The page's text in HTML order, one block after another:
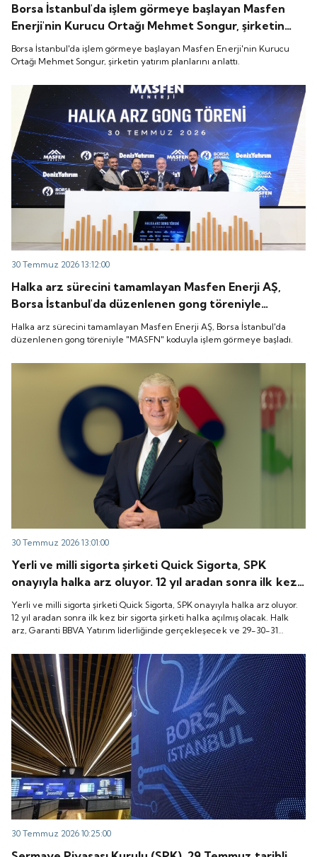
Borsa İstanbul'da işlem görmeye başlayan Masfen
Enerji'nin Kurucu Ortağı Mehmet Songur, şirketin
yatırım planlarını anlattı.
Borsa İstanbul'da işlem görmeye başlayan Masfen Enerji'nin Kurucu
Ortağı Mehmet Songur, şirketin yatırım planlarını anlattı.
30 Temmuz 2026 13:12:00
Halka arz sürecini tamamlayan Masfen Enerji AŞ,
Borsa İstanbul'da düzenlenen gong töreniyle
"MASFN" koduyla işlem görmeye başladı.
Halka arz sürecini tamamlayan Masfen Enerji AŞ, Borsa İstanbul'da
düzenlenen gong töreniyle "MASFN" koduyla işlem görmeye başladı.
30 Temmuz 2026 13:01:00
Yerli ve milli sigorta şirketi Quick Sigorta, SPK
onayıyla halka arz oluyor. 12 yıl aradan sonra ilk kez
bir sigorta şirketi halka açılmış olacak. Halk arz,
Garanti BBVA Yatırım liderliğinde gerçekleşecek ve
29-30-31 Temmuz 2026 tarihlerinde talep
ile Quick Sigorta işlem görmeye başlayacak.
Yerli ve milli sigorta şirketi Quick Sigorta, SPK onayıyla halka arz oluyor.
12 yıl aradan sonra ilk kez bir sigorta şirketi halka açılmış olacak. Halk
arz, Garanti BBVA Yatırım liderliğinde gerçekleşecek ve 29-30-31
“Gong Töreni” ile Quick Sigorta işlem görmeye başlayacak.
30 Temmuz 2026 10:25:00